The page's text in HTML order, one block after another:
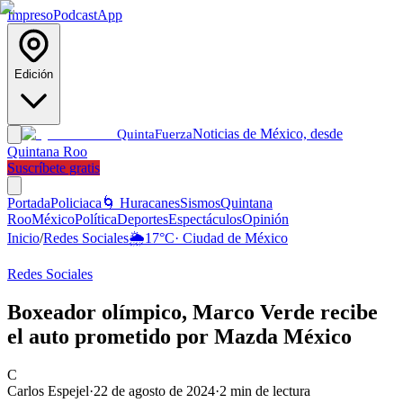
ImpresoPodcastApp
Edición
QuintaFuerzaNoticias de México, desde
Quintana Roo
Suscríbete gratis
PortadaPoliciaca 🌀 HuracanesSismosQuintana
RooMéxicoPolíticaDeportesEspectáculosOpinión
Inicio/Redes Sociales🌦️17°C· Ciudad de México
Redes Sociales
Boxeador olímpico, Marco Verde recibe
el auto prometido por Mazda México
C
Carlos Espejel·22 de agosto de 2024·2 min de lectura